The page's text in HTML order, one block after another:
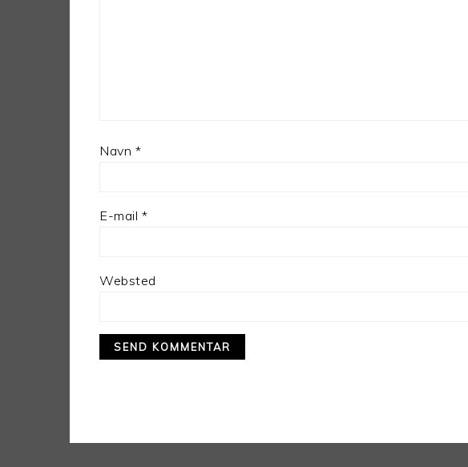
Navn *
E-mail *
Websted